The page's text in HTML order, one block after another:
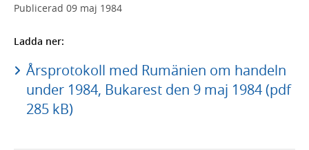
Publicerad 09 maj 1984
Ladda ner:
Årsprotokoll med Rumänien om handeln
under 1984, Bukarest den 9 maj 1984 (pdf
285 kB)